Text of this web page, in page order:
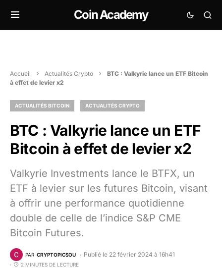
Coin Academy
Accueil Actualités Crypto
BTC : Valkyrie lance un ETF Bitcoin
à effet de levier x2
ACTUALITÉS BITCOIN ACTUALITÉS CRYPTO
BTC : Valkyrie lance un ETF
Bitcoin à effet de levier x2
Valkyrie Investments lance le BTFX, un
ETF à levier sur les futures Bitcoin, visant
à offrir une performance quotidienne
double de celle de l’indice S&P CME
Bitcoin Futures.
PAR CRYPTOPICSOU Publié le 22 février 2024 à 16h41
2 MINUTES DE LECTURE